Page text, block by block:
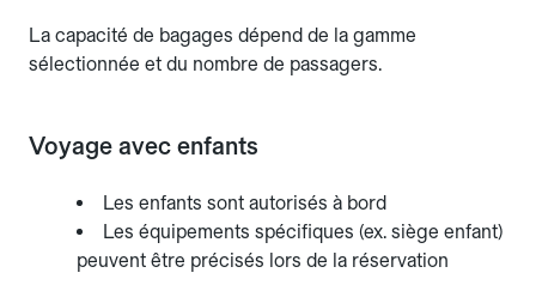
La capacité de bagages dépend de la gamme
sélectionnée et du nombre de passagers.
Voyage avec enfants
Les enfants sont autorisés à bord
Les équipements spécifiques (ex. siège enfant)
peuvent être précisés lors de la réservation